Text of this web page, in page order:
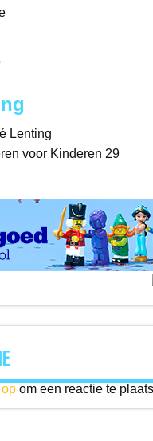
Lenting
voor Kinderen 29
om een reactie te